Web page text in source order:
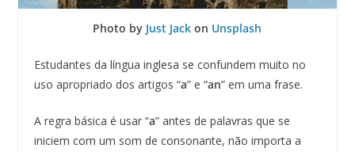
Photo by Just Jack on Unsplash
Estudantes da língua inglesa se confundem muito no
uso apropriado dos artigos “a” e “an” em uma frase.
A regra básica é usar “a” antes de palavras que se
iniciem com um som de consonante, não importa a